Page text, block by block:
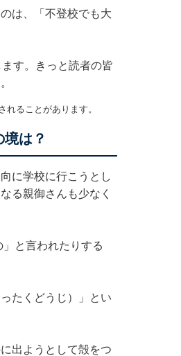
は、「不登校でも大
す。きっと読者の皆
ることがあります。
は？
に学校に行こうとし
る親御さんも少なく
と言われたりする
たくどうじ）」とい
出ようとして殻をつ